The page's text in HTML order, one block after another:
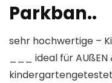
Parkban..
sehr hochwertige –
___ ideal für